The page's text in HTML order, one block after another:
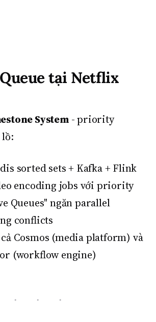
tại Netflix
System- priority
sorted sets + Kafka + Flink
encoding jobs với priority
Queues" ngăn parallel
conflicts
Cosmos (media platform) và
(workflow engine)